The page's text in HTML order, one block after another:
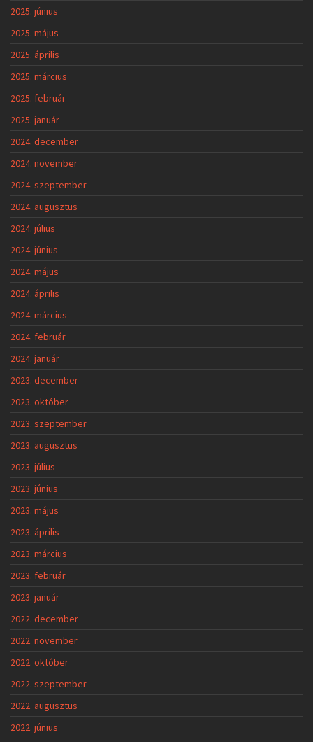
2025. június
2025. május
2025. április
2025. március
2025. február
2025. január
2024. december
2024. november
2024. szeptember
2024. augusztus
2024. július
2024. június
2024. május
2024. április
2024. március
2024. február
2024. január
2023. december
2023. október
2023. szeptember
2023. augusztus
2023. július
2023. június
2023. május
2023. április
2023. március
2023. február
2023. január
2022. december
2022. november
2022. október
2022. szeptember
2022. augusztus
2022. június